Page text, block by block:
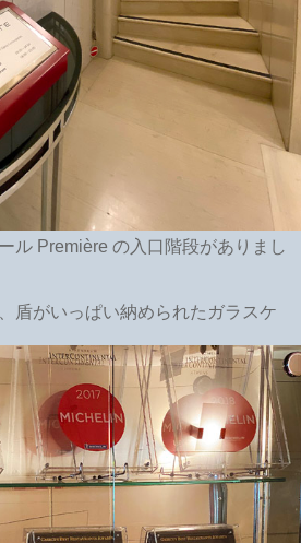
ル Première の入口階段がありまし
盾がいっぱい納められたガラスケ